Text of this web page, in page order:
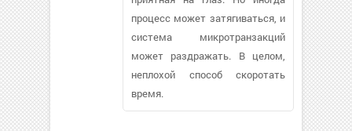
процесс может затягиваться, и
система микротранзакций
может раздражать. В целом,
неплохой способ скоротать
время.